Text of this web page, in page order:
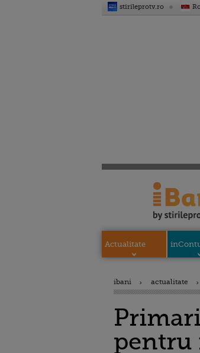
stirileprotv.ro
Actualitate
ibani actualitate
pentru